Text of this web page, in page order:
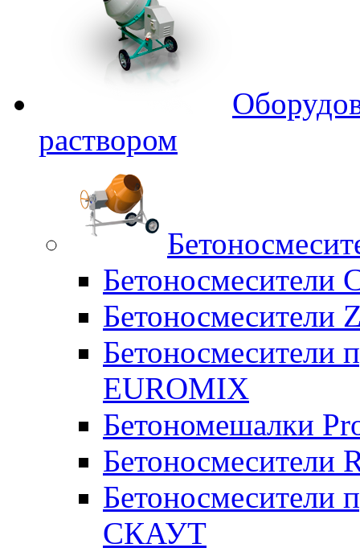
раствором
Бетоносмесители
Бетоносмесители
Бетоносмесители
EUROMIX
Бетономешалки
Бетоносмесители
Бетоносмесители
СКАУТ